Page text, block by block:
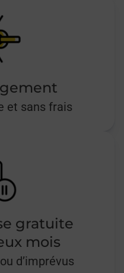
et sans frais
gratuite
mois
d’imprévus